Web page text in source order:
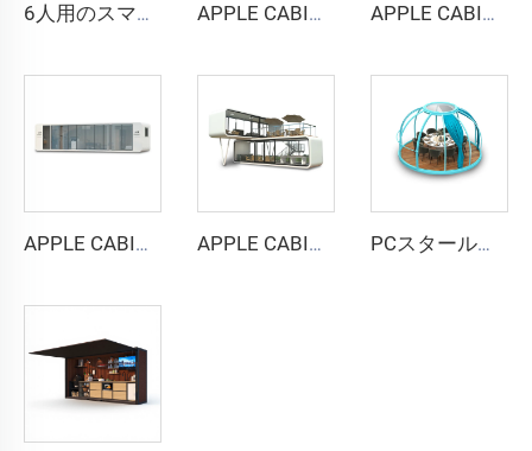
6人用のスマートで防音性の高いブース - Cyspace Y PROシリーズ APPLE CABIN CAPSULE HOUSE -Cyspace A6シリーズ APPLE CABIN CAPSULE HOUSE -Cyspace A9シリーズ
APPLE CABIN CAPSULE HOUSE -Cyspace A12シリーズ APPLE CABIN CAPSULE HOUSE -Cyspace二階建てシリーズ PCスタールームカプセルハウス